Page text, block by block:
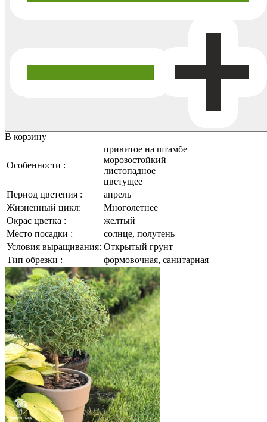
В корзину
Особенности :
привитое на штамбе
морозостойкий
листопадное
цветущее
Период цветения :
апрель
Жизненный цикл:
Многолетнее
Окрас цветка :
желтый
Место посадки :
солнце, полутень
Условия выращивания: Открытый грунт
Тип обрезки :
формовочная, санитарная